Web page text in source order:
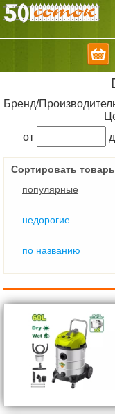
Бренд/
от
Сортировать
популярные
недорогие
по названию